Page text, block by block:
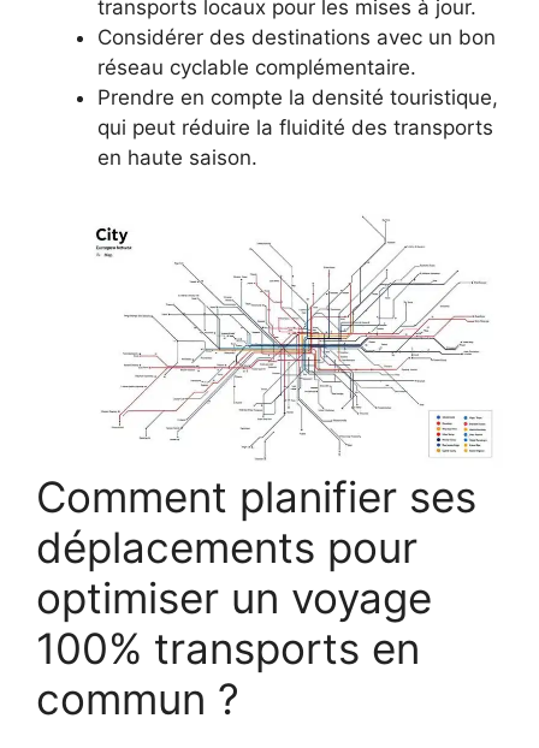
transports locaux pour les mises à jour.
Considérer des destinations avec un bon
réseau cyclable complémentaire.
Prendre en compte la densité touristique,
qui peut réduire la fluidité des transports
en haute saison.
Comment planifier ses
déplacements pour
optimiser un voyage
100% transports en
commun ?